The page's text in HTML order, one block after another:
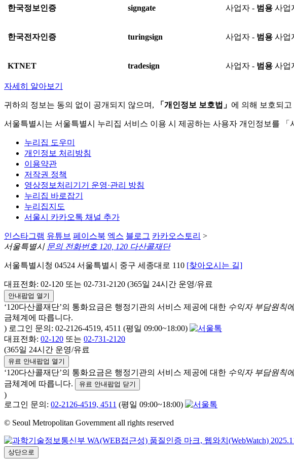
한국정보인증 signgate 사업자 - 범용 사업
한국전자인증 turingsign 사업자 - 범용 사업
KTNET tradesign 사업자 - 범용 사업
자세히 알아보기
귀하의 정보는 동의 없이 공개되지 않으며, 「개인정보 보호법」 에 의해 보호되고
서울특별시는 서울특별시 누리집 서비스 이용 시 제공하는 사용자 개인정보를
누리집 도우미
개인정보 처리방침
이용약관
저작권 정책
영상정보처리기기 운영·관리 방침
누리집 바로잡기
누리집지도
서울시 카카오톡 채널 추가
인스타그램 유튜브 페이스북 엑스 블로그 카카오스토리 >
서울특별시 문의 전화번호 120, 120 다산콜재단
서울특별시청 04524 서울특별시 중구 세종대로 110 [찾아오시는 길]
대표전화: 02-120 또는 02-731-2120 (365일 24시간 운영/유료
안내팝업 열기
‘120다산콜재단’의 통화요금은 행정기관의 서비스 제공에 대한 수익자 부담원칙
금체계에 따릅니다.
) 로그인 문의: 02-2126-4519, 4511 (평일 09:00~18:00)
대표전화: 02-120 또는 02-731-2120
(365일 24시간 운영/유료
유료 안내팝업 열기
‘120다산콜재단’의 통화요금은 행정기관의 서비스 제공에 대한 수익자 부담원칙
금체계에 따릅니다.
유료 안내팝업 닫기
)
로그인 문의: 02-2126-4519, 4511 (평일 09:00~18:00)
© Seoul Metropolitan Government all rights reserved
상단으로